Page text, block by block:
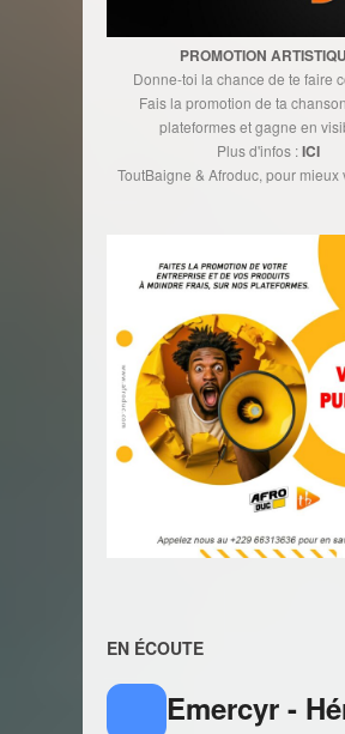
PROMOTION
Donne-toi la chance de te faire
Fais la promotion de ta
plateformes et gagne en
Plus d'infos :ICI
ToutBaigne & Afroduc, pour mieux
EN ÉCOUTE
Emercyr -